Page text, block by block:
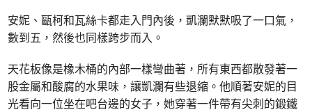
安妮、甌柯和瓦絲卡都走入門內後，凱瀾默默吸了一口氣，
數到五，然後也同樣跨步而入。
天花板像是橡木桶的內部一樣彎曲著，所有東西都散發著一
股金屬和酸腐的水果味，讓凱瀾有些退縮。他順著安妮的目
光看向一位坐在吧台邊的女子，她穿著一件帶有尖刺的鍛鐵